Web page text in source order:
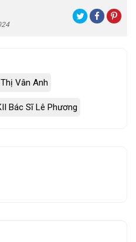
Vân Anh
Bác Sĩ Lê Phương